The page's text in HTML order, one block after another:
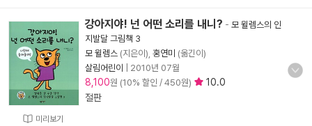
미리보기
강아지야! 넌 어떤 소리를 내니? - 모 윌렘스의 인
지발달 그림책 3
모 윌렘스 (지은이), 홍연미 (옮긴이)
살림어린이
2010년 07월
8,100원 (10% 할인 / 450원)
10.0
절판